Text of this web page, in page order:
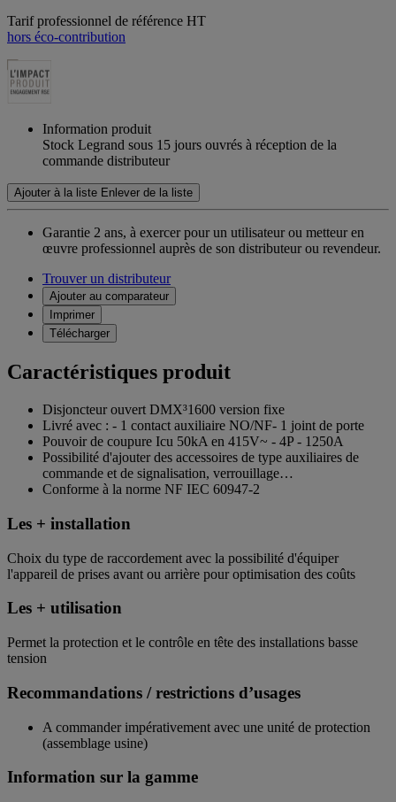
Tarif professionnel de référence HT
hors éco-contribution
Information produit
Stock Legrand sous 15 jours ouvrés à réception de la
commande distributeur
Ajouter à la liste Enlever de la liste
Garantie 2 ans, à exercer pour un utilisateur ou metteur en
œuvre professionnel auprès de son distributeur ou revendeur.
Trouver un distributeur
Ajouter au comparateur
Imprimer
Télécharger
Caractéristiques produit
Disjoncteur ouvert DMX³1600 version fixe
Livré avec : - 1 contact auxiliaire NO/NF- 1 joint de porte
Pouvoir de coupure Icu 50kA en 415V~ - 4P - 1250A
Possibilité d'ajouter des accessoires de type auxiliaires de
commande et de signalisation, verrouillage…
Conforme à la norme NF IEC 60947-2
Les + installation
Choix du type de raccordement avec la possibilité d'équiper
l'appareil de prises avant ou arrière pour optimisation des coûts
Les + utilisation
Permet la protection et le contrôle en tête des installations basse
tension
Recommandations / restrictions d’usages
A commander impérativement avec une unité de protection
(assemblage usine)
Information sur la gamme